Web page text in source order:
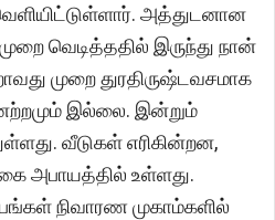
அத்துடனான
வெடித்ததில் இருந்து நான்
முறை துரதிருஷ்டவசமாக
இல்லை. இன்றும்
வீடுகள் எரிகின்றன,
அபாயத்தில் உள்ளது.
நிவாரண முகாம்களில்